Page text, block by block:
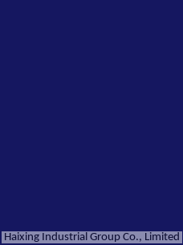
Haixing Industrial Group Co., Limited